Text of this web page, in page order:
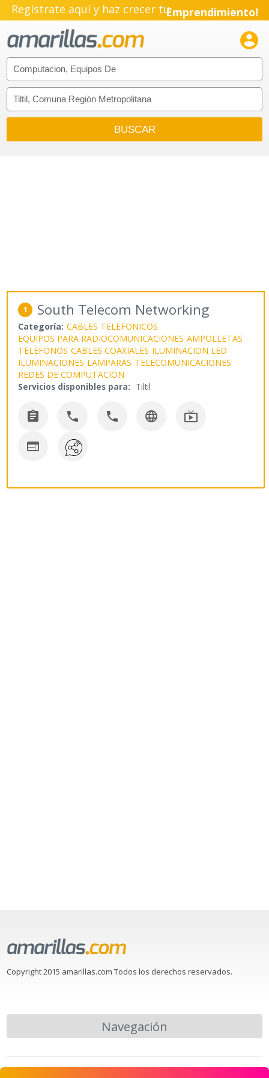
Regístrate aquí y haz crecer tuEmprendimiento!

1 South Telecom Networking
Categoría: CABLES TELEFONICOS
EQUIPOS PARA RADIOCOMUNICACIONES AMPOLLETAS
TELEFONOS CABLES COAXIALES ILUMINACION LED
ILUMINACIONES LAMPARAS TELECOMUNICACIONES
REDES DE COMPUTACION
Servicios disponibles para: Tiltil
    

Copyright 2015 amarillas.com Todos los derechos reservados.
Navegación